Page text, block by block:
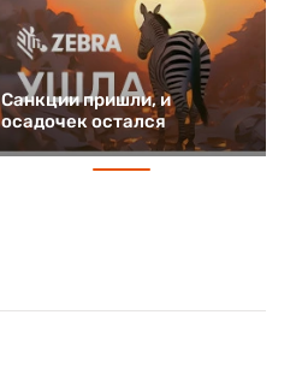
Санкции пришли, и
осадочек остался